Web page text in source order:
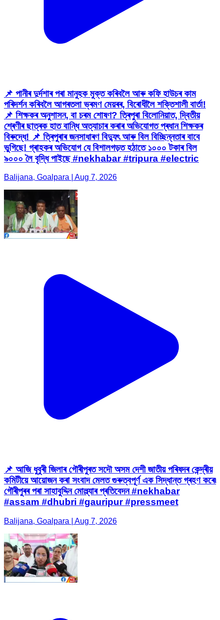
📌 পানীৰ দুৰ্দশাৰ পৰা মানুহক মুক্ত কৰিবলৈ আৰু কফি হাউচৰ কাম
পৰিদৰ্শন কৰিবলৈ আগৰতলা ভ্ৰমণ মেয়ৰৰ, বিৰোধীলৈ শক্তিশালী বাৰ্তা!
📌 শিক্ষকৰ অনুশাসন, বা চৰম শোষণ? ত্ৰিপুৰা বিলোনিয়াত, দ্বিতীয়
শ্ৰেণীৰ ছাত্ৰক হাত বান্ধি অত্যাচাৰ কৰাৰ অভিযোগত প্ৰধান শিক্ষকৰ
বিৰুদ্ধে! 📌 ত্ৰিপুৰাৰ জনসাধাৰণ বিদ্যুৎ আৰু বিল বিচ্ছিন্নতাৰ বাবে
ভুগিছে! গ্ৰাহকৰ অভিযোগ যে বিশালগড়ত হঠাতে ১০০০ টকাৰ বিল
৯০০০ লৈ বৃদ্ধি পাইছে #nekhabar #tripura #electric
Balijana, Goalpara | Aug 7, 2026
📌 আজি ধুবুৰী জিলাৰ গৌৰীপুৰত সদৌ অসম দেশী জাতীয় পৰিষদৰ কেন্দ্ৰীয়
কমিটীয়ে আয়োজন কৰা সংবাদ মেলত গুৰুত্বপূর্ণ এক সিদ্ধান্ত গ্ৰহণ কৰে৷
গৌৰীপুৰৰ পৰা সাহাবুদ্দিন মোল্ল্যাৰ প্ৰতিবেদন #nekhabar
#assam #dhubri #gauripur #pressmeet
Balijana, Goalpara | Aug 7, 2026